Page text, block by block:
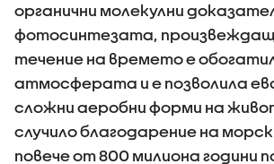
органични молекулни
фотосинтезата,
течение на времето е
атмосферата и е позволила
сложни аеробни форми на
случило благодарение на
повече от 800 милиона години